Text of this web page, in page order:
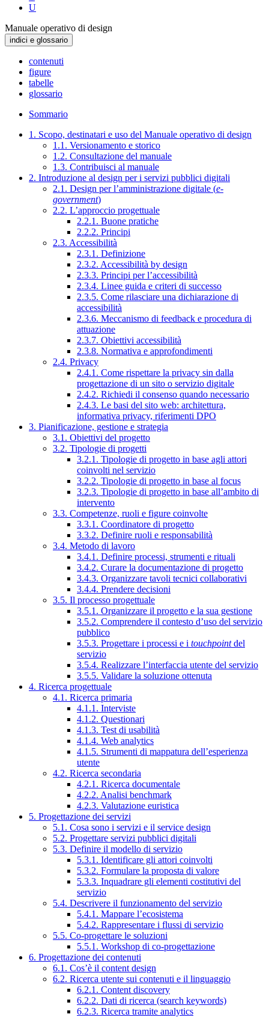
U
Manuale operativo di design
indici e glossario
contenuti
figure
tabelle
glossario
Sommario
1. Scopo, destinatari e uso del Manuale operativo di design
1.1. Versionamento e storico
1.2. Consultazione del manuale
1.3. Contribuisci al manuale
2. Introduzione al design per i servizi pubblici digitali
2.1. Design per l’amministrazione digitale (e-
government)
2.2. L’approccio progettuale
2.2.1. Buone pratiche
2.2.2. Principi
2.3. Accessibilità
2.3.1. Definizione
2.3.2. Accessibilità by design
2.3.3. Principi per l’accessibilità
2.3.4. Linee guida e criteri di successo
2.3.5. Come rilasciare una dichiarazione di
accessibilità
2.3.6. Meccanismo di feedback e procedura di
attuazione
2.3.7. Obiettivi accessibilità
2.3.8. Normativa e approfondimenti
2.4. Privacy
2.4.1. Come rispettare la privacy sin dalla
progettazione di un sito o servizio digitale
2.4.2. Richiedi il consenso quando necessario
2.4.3. Le basi del sito web: architettura,
informativa privacy, riferimenti DPO
3. Pianificazione, gestione e strategia
3.1. Obiettivi del progetto
3.2. Tipologie di progetti
3.2.1. Tipologie di progetto in base agli attori
coinvolti nel servizio
3.2.2. Tipologie di progetto in base al focus
3.2.3. Tipologie di progetto in base all’ambito di
intervento
3.3. Competenze, ruoli e figure coinvolte
3.3.1. Coordinatore di progetto
3.3.2. Definire ruoli e responsabilità
3.4. Metodo di lavoro
3.4.1. Definire processi, strumenti e rituali
3.4.2. Curare la documentazione di progetto
3.4.3. Organizzare tavoli tecnici collaborativi
3.4.4. Prendere decisioni
3.5. Il processo progettuale
3.5.1. Organizzare il progetto e la sua gestione
3.5.2. Comprendere il contesto d’uso del servizio
pubblico
3.5.3. Progettare i processi e i touchpointdel
servizio
3.5.4. Realizzare l’interfaccia utente del servizio
3.5.5. Validare la soluzione ottenuta
4. Ricerca progettuale
4.1. Ricerca primaria
4.1.1. Interviste
4.1.2. Questionari
4.1.3. Test di usabilità
4.1.4. Web analytics
4.1.5. Strumenti di mappatura dell’esperienza
utente
4.2. Ricerca secondaria
4.2.1. Ricerca documentale
4.2.2. Analisi benchmark
4.2.3. Valutazione euristica
5. Progettazione dei servizi
5.1. Cosa sono i servizi e il service design
5.2. Progettare servizi pubblici digitali
5.3. Definire il modello di servizio
5.3.1. Identificare gli attori coinvolti
5.3.2. Formulare la proposta di valore
5.3.3. Inquadrare gli elementi costitutivi del
servizio
5.4. Descrivere il funzionamento del servizio
5.4.1. Mappare l’ecosistema
5.4.2. Rappresentare i flussi di servizio
5.5. Co-progettare le soluzioni
5.5.1. Workshop di co-progettazione
6. Progettazione dei contenuti
6.1. Cos’è il content design
6.2. Ricerca utente sui contenuti e il linguaggio
6.2.1. Content discovery
6.2.2. Dati di ricerca (search keywords)
6.2.3. Ricerca tramite analytics